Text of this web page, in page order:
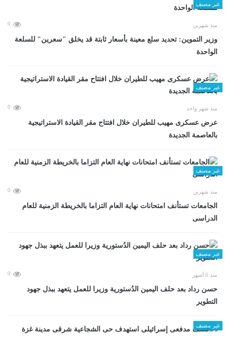
غير مصنف
منذ شهرين 0
وزير التموين: تحديد سلع معينة بأسعار ثابتة قد يخلق "سعرين" للسلعة
الواحدة
غير مصنف
منذ شهر واحد 0
عرض عسكرى مهيب للطيران خلال افتتاح مقر القيادة الاستراتيجية
بالعاصمة الجديدة
غير مصنف
منذ شهرين 0
الجامعات تستأنف امتحانات نهاية العام التزاما بالخريطة الزمنية للعام
الدراسى
غير مصنف
منذ 6 أشهر 0
حسن رداد بعد حلف اليمين الدُستورية وزيرا للعمل يتعهد ببذل جهود
التطوير
غير مصنف